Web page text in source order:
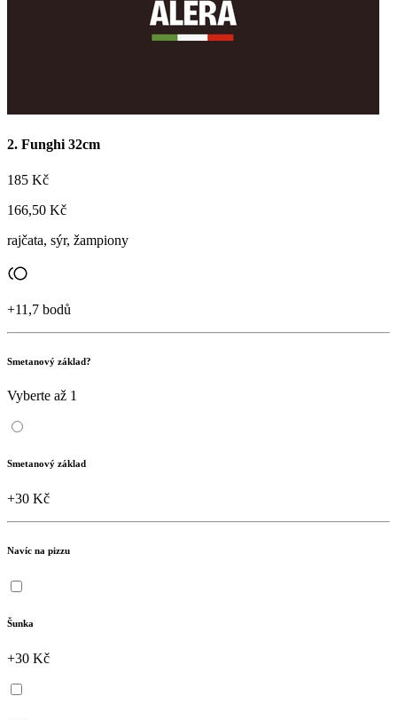
2. Funghi 32cm
185 Kč
166,50 Kč
rajčata, sýr, žampiony
+11,7 bodů
Smetanový základ?
Vyberte až 1
Smetanový základ
+30 Kč
Navíc na pizzu
Šunka
+30 Kč